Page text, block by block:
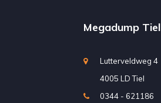
Megadump Tiel
Lutterveldweg 4
4005 LD Tiel
0344 - 621186